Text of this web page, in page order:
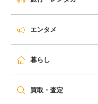
エンタメ
暮らし
買取・査定